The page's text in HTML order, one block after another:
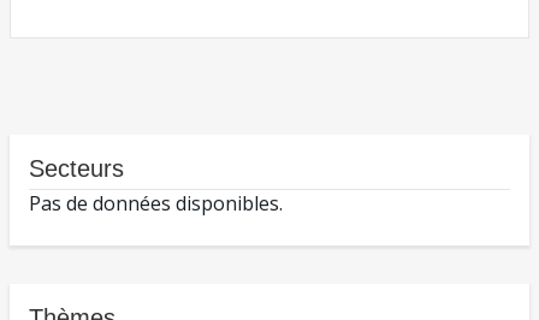
Secteurs
Pas de données disponibles.